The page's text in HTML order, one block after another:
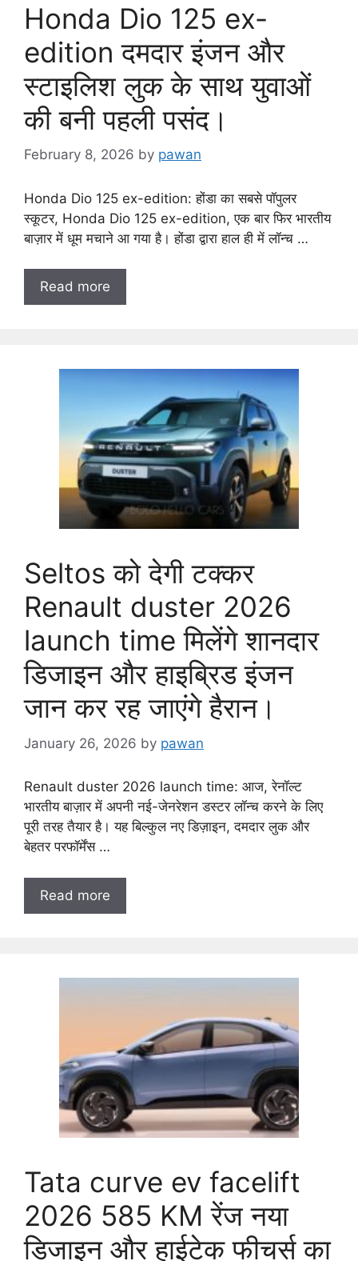
Honda Dio 125 ex-
edition दमदार इंजन और
स्टाइलिश लुक के साथ युवाओं
की बनी पहली पसंद।
February 8, 2026 by pawan
Honda Dio 125 ex-edition: होंडा का सबसे पॉपुलर
स्कूटर, Honda Dio 125 ex-edition, एक बार फिर भारतीय
बाज़ार में धूम मचाने आ गया है। होंडा द्वारा हाल ही में लॉन्च …
Read more
Seltos को देगी टक्कर
Renault duster 2026
launch time मिलेंगे शानदार
डिजाइन और हाइब्रिड इंजन
जान कर रह जाएंगे हैरान।
January 26, 2026 by pawan
Renault duster 2026 launch time: आज, रेनॉल्ट
भारतीय बाज़ार में अपनी नई-जेनरेशन डस्टर लॉन्च करने के लिए
पूरी तरह तैयार है। यह बिल्कुल नए डिज़ाइन, दमदार लुक और
बेहतर परफॉर्मेंस …
Read more
Tata curve ev facelift
2026 585 KM रेंज नया
डिजाइन और हाईटेक फीचर्स का